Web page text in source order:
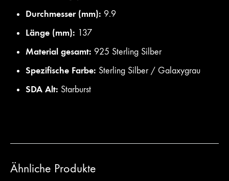
Durchmesser (mm): 9.9
Länge (mm): 137
Material gesamt: 925 Sterling Silber
Spezifische Farbe: Sterling Silber / Galaxygrau
SDA Alt: Starburst
Ähnliche Produkte